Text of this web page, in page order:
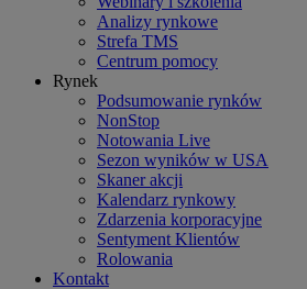
Analizy rynkowe
Strefa TMS
Centrum pomocy
Rynek
Podsumowanie rynków
NonStop
Notowania Live
Sezon wyników w USA
Skaner akcji
Kalendarz rynkowy
Zdarzenia korporacyjne
Sentyment Klientów
Rolowania
Kontakt